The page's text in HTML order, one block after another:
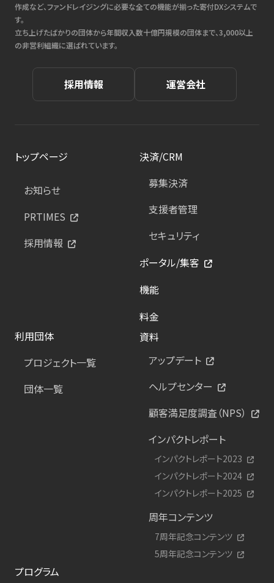
作成など、ファンドレイジングに必要な全ての機能が揃った寄付DXシステムで
す。
立ち上げたばかりの団体から年間収入数十億円規模の団体まで、3,000以上
の非営利組織に選ばれています。
採用情報 運営会社
トップページ
お知らせ
PRTIMES
採用情報
決済/CRM
募集決済
支援者管理
セキュリティ
ポータル/集客
機能
料金
利用団体
プロジェクト一覧
団体一覧
資料
アップデート
ヘルプセンター
顧客満足度調査（NPS）
インパクトレポート
インパクトレポート2023
インパクトレポート2024
インパクトレポート2025
周年コンテンツ
7周年記念コンテンツ
5周年記念コンテンツ
プログラム